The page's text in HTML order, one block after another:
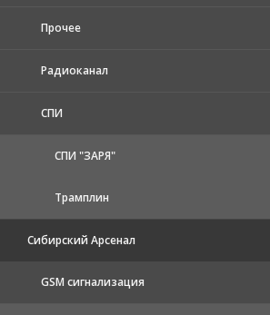
Прочее
Радиоканал
СПИ
СПИ "ЗАРЯ"
Трамплин
Сибирский Арсенал
GSM сигнализация